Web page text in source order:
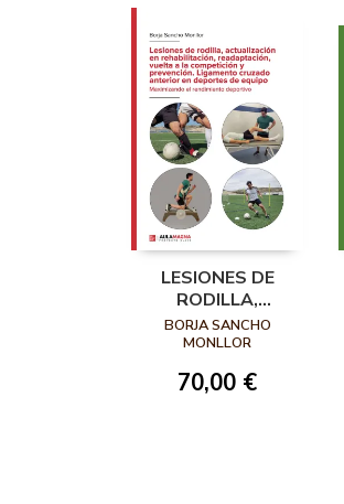
LESIONES DE
RODILLA,
ACTUALIZACIÓN
EN
READAPTACIÓN,
BORJA SANCHO
MONLLOR
70,00 €